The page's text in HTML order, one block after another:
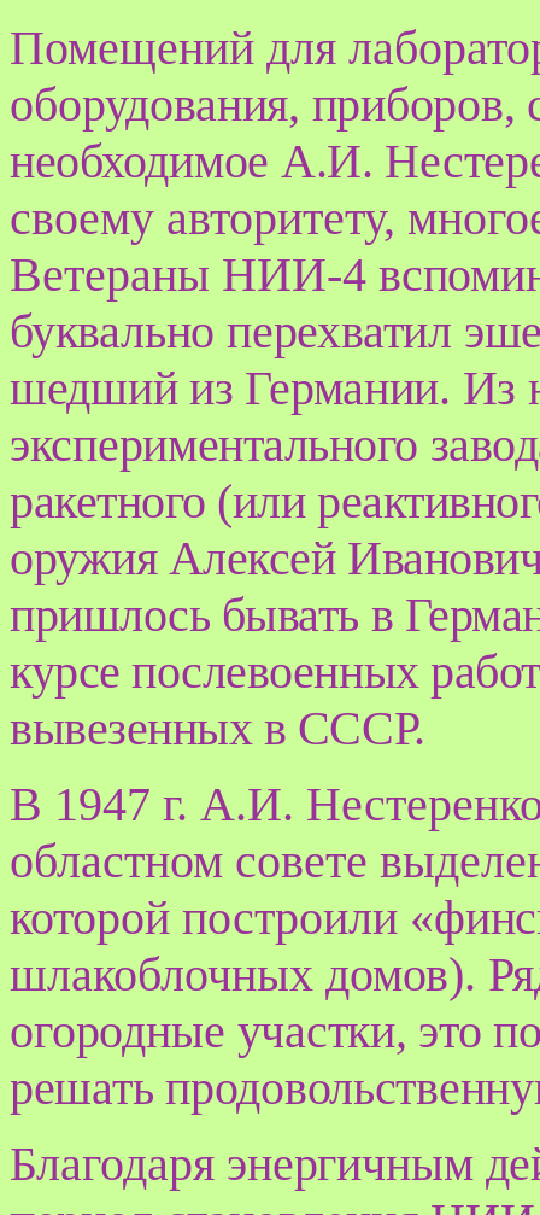
Помещений для
оборудования, приборов,
необходимое А.И.
своему авторитету,
Ветераны НИИ-4
буквально перехватил
шедший из Германии. Из
экспериментального
ракетного (или
оружия Алексей
пришлось бывать в
курсе послевоенных
вывезенных в СССР.
В 1947 г. А.И.
областном совете
которой построили
шлакоблочных домов).
огородные участки, это
решать
Благодаря энергичным